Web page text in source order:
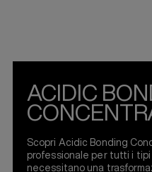
ACIDIC
Scopri Acidic Bonding
professionale per tutti i
necessitano una